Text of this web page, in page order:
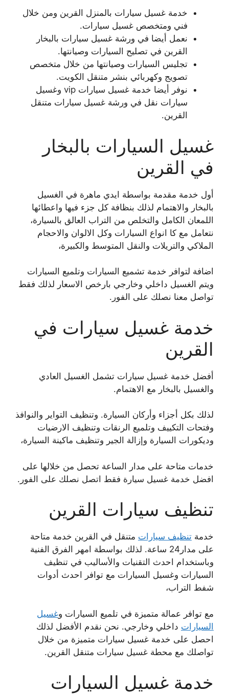
خدمة غسيل سيارات بالمنزل القرين ومن خلال
فني ومتخصص غسيل سيارات.
نعمل أيضا في ورشة غسيل سيارات بالبخار
القرين في تصليح السيارات وصيانتها.
تجليس السيارات وصيانتها من خلال متخصص
تصويج وكهربائي بنشر متنقل الكويت.
نوفر أيضا خدمة غسيل سيارات vip وغسيل
سيارات نقل في ورشة غسيل سيارات متنقل
القرين.
غسيل السيارات بالبخار
في القرين
أول خدمة مقدمة بواسطة ايدي ماهرة في الغسيل
بالبخار والاهتمام لذلك بنظافة كل جزء فيها واعطائها
اللمعان الكامل والتخلص من التراب العالق بالسيارة،
نتعامل مع كا انواع السيارات وكل الالوان والاحجام
الملاكي والتريلات والنقل المتوسط والكبيرة،
اضافة لتوافر خدمة تشميع السيارات وتلميع السيارات
ويتم الغسيل داخلي وخارجي بارخص الاسعار لذلك فقط
تواصل معنا نصلك على الفور.
خدمة غسيل سيارات في
القرين
أفضل خدمة غسيل سيارات تشمل الغسيل العادي
والغسيل بالبخار مع الاهتمام.
لذلك بكل أجزاء وأركان السيارة. وتنظيف التواير والنوافذ
وفتحات التكييف وتلميع الرنقات وتنظيف الارضيات
وديكورات السيارة وإزالة الجير وتنظيف ماكينة السيارة،
خدمات متاحة على مدار الساعة تحصل من خلالها على
افضل خدمة غسيل سيارة فقط اتصل نصلك على الفور.
تنظيف سيارات القرين
خدمة تنظيف سيارات متنقل في القرين خدمة متاحة
على مدار24 ساعة. لذلك بواسطة امهر الفرق الفنية
وباستخدام احدث التقنيات والأساليب في تنظيف
السيارات وغسيل السيارات مع توافر احدث أدوات
شفط التراب،
مع توافر عمالة متميزة في تلميع السيارات وغسيل
السيارات داخلي وخارجي. نحن نقدم الأفضل لذلك
احصل على خدمة غسيل سيارات متميزة من خلال
تواصلك مع محطة غسيل سيارات متنقل القرين.
خدمة غسيل السيارات